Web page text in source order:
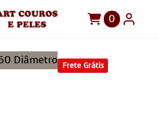
0
Frete Grátis